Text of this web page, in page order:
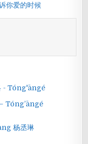
你爱的时候
Tóng’āngé
杨丞琳